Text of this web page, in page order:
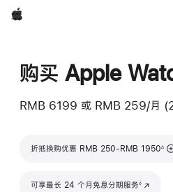
Apple
购买 Apple
RMB 6199 或 RMB 259/月
折抵换购优惠 RMB 250-RMB 1950
脚注
∆
可享最长 24 个月免息分期服务◊
(在新窗口中打开)